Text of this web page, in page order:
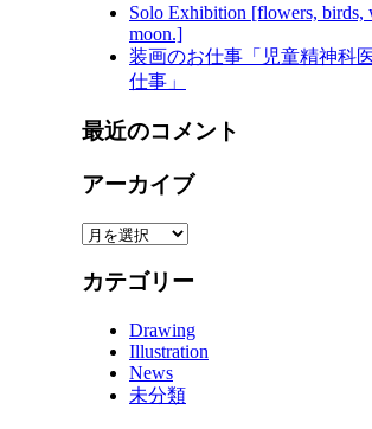
Solo Exhibition [flowers, birds,
moon.]
装画のお仕事「児童精神科
仕事」
最近のコメント
アーカイブ
ア
カ
カテゴリー
Drawing
Illustration
News
未分類